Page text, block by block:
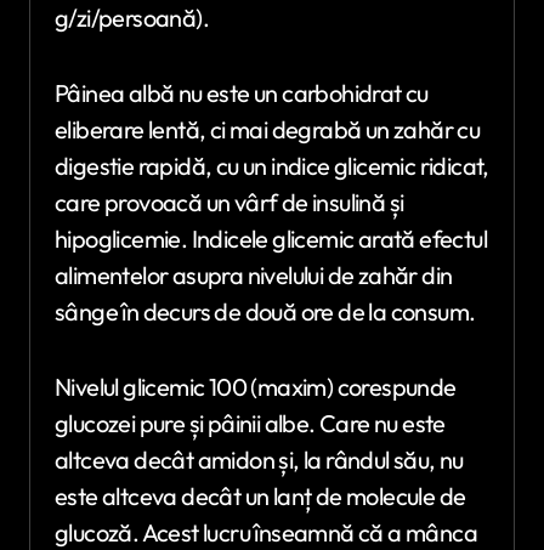
g/zi/persoană).
Pâinea albă nu este un carbohidrat cu
eliberare lentă, ci mai degrabă un zahăr cu
digestie rapidă, cu un indice glicemic ridicat,
care provoacă un vârf de insulină și
hipoglicemie. Indicele glicemic arată efectul
alimentelor asupra nivelului de zahăr din
sânge în decurs de două ore de la consum.
Nivelul glicemic 100 (maxim) corespunde
glucozei pure și pâinii albe. Care nu este
altceva decât amidon și, la rândul său, nu
este altceva decât un lanț de molecule de
glucoză. Acest lucru înseamnă că a mânca